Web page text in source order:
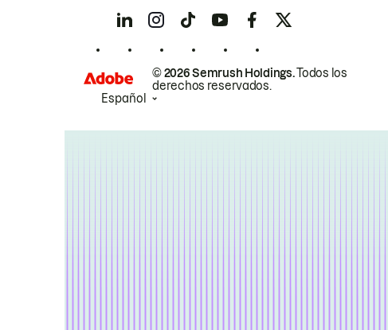
© 2026 Semrush Holdings.Todos los
derechos reservados.
Español